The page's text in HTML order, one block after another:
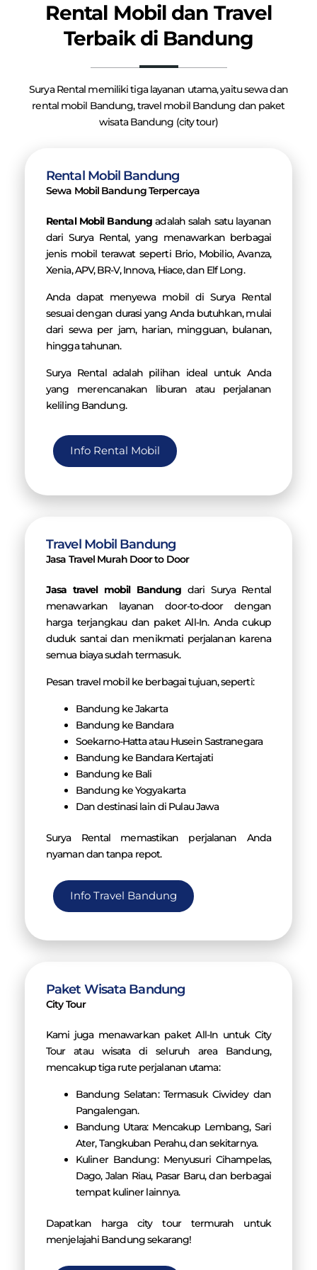
Rental Mobil dan Travel
Terbaik di Bandung
Surya Rental memiliki tiga layanan utama, yaitu sewa dan
rental mobil Bandung, travel mobil Bandung dan paket
wisata Bandung (city tour)
Rental Mobil Bandung
Sewa Mobil Bandung Terpercaya
Rental Mobil Bandung adalah salah satu layanan
dari Surya Rental, yang menawarkan berbagai
jenis mobil terawat seperti Brio, Mobilio, Avanza,
Xenia, APV, BR-V, Innova, Hiace, dan Elf Long.
Anda dapat menyewa mobil di Surya Rental
sesuai dengan durasi yang Anda butuhkan, mulai
dari sewa per jam, harian, mingguan, bulanan,
hingga tahunan.
Surya Rental adalah pilihan ideal untuk Anda
yang merencanakan liburan atau perjalanan
keliling Bandung.
Info Rental Mobil
Travel Mobil Bandung
Jasa Travel Murah Door to Door
Jasa travel mobil Bandung dari Surya Rental
menawarkan layanan door-to-door dengan
harga terjangkau dan paket All-In. Anda cukup
duduk santai dan menikmati perjalanan karena
semua biaya sudah termasuk.
Pesan travel mobil ke berbagai tujuan, seperti:
Bandung ke Jakarta
Bandung ke Bandara
Soekarno-Hatta atau Husein Sastranegara
Bandung ke Bandara Kertajati
Bandung ke Bali
Bandung ke Yogyakarta
Dan destinasi lain di Pulau Jawa
Surya Rental memastikan perjalanan Anda
nyaman dan tanpa repot.
Info Travel Bandung
Paket Wisata Bandung
City Tour
Kami juga menawarkan paket All-In untuk City
Tour atau wisata di seluruh area Bandung,
mencakup tiga rute perjalanan utama:
Bandung Selatan: Termasuk Ciwidey dan
Pangalengan.
Bandung Utara: Mencakup Lembang, Sari
Ater, Tangkuban Perahu, dan sekitarnya.
Kuliner Bandung: Menyusuri Cihampelas,
Dago, Jalan Riau, Pasar Baru, dan berbagai
tempat kuliner lainnya.
Dapatkan harga city tour termurah untuk
menjelajahi Bandung sekarang!